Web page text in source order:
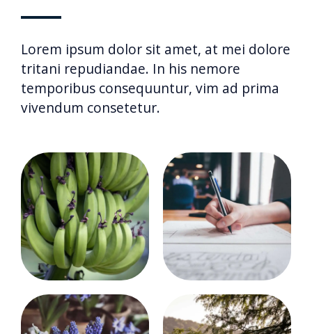
Lorem ipsum dolor sit amet, at mei dolore
tritani repudiandae. In his nemore
temporibus consequuntur, vim ad prima
vivendum consetetur.